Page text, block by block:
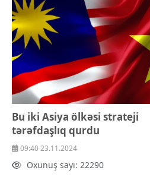
Bu iki Asiya ölkəsi strateji
tərəfdaşlıq qurdu
09:40 23.11.2024
Oxunuş sayı: 22290